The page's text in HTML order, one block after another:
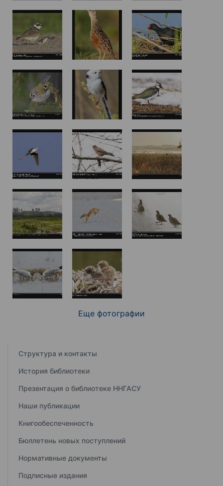
Еще фотографии
Структура и контакты
История библиотеки
Презентация о библиотеке ННГАСУ
Наши публикации
Книгообеспеченность
Бюллетень новых поступлений
Нормативные документы
Подписные издания